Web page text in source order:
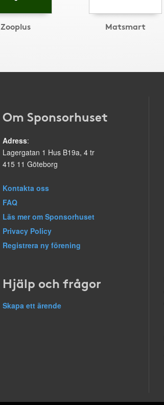
Zooplus Matsmart
Om Sponsorhuset
Adress:
Lagergatan 1 Hus B19a, 4 tr
415 11 Göteborg
Kontakta oss
FAQ
Läs mer om Sponsorhuset
Privacy Policy
Registrera ny förening
Hjälp och frågor
Skapa ett ärende